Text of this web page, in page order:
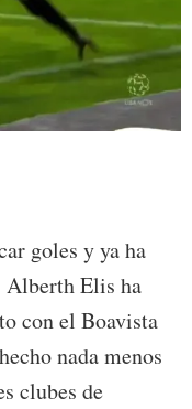
goles y ya ha
Alberth Elis ha
con el Boavista
nada menos
clubes de